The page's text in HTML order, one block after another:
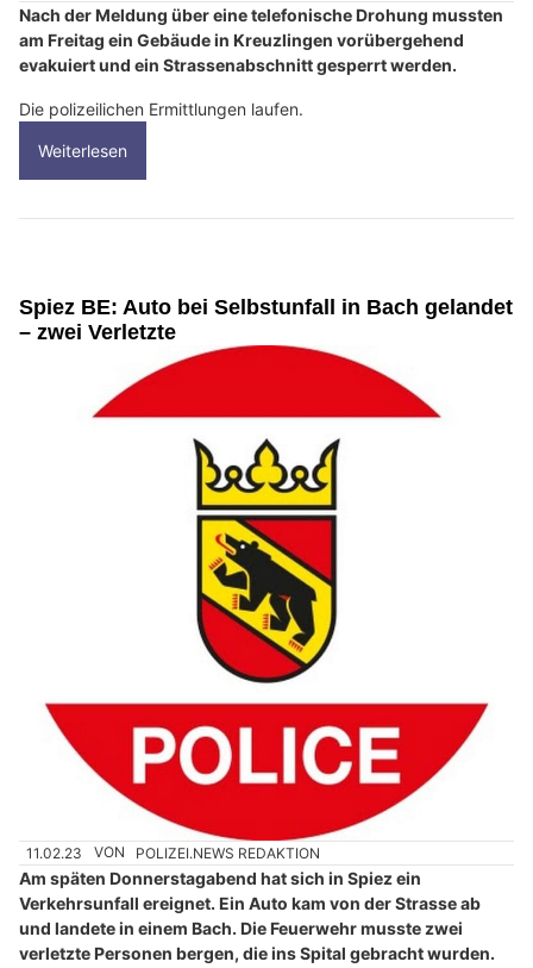
Nach der Meldung über eine telefonische Drohung mussten
am Freitag ein Gebäude in Kreuzlingen vorübergehend
evakuiert und ein Strassenabschnitt gesperrt werden.
Die polizeilichen Ermittlungen laufen.
Weiterlesen
Spiez BE: Auto bei Selbstunfall in Bach gelandet
– zwei Verletzte
11.02.23 VON POLIZEI.NEWS REDAKTION
Am späten Donnerstagabend hat sich in Spiez ein
Verkehrsunfall ereignet. Ein Auto kam von der Strasse ab
und landete in einem Bach. Die Feuerwehr musste zwei
verletzte Personen bergen, die ins Spital gebracht wurden.